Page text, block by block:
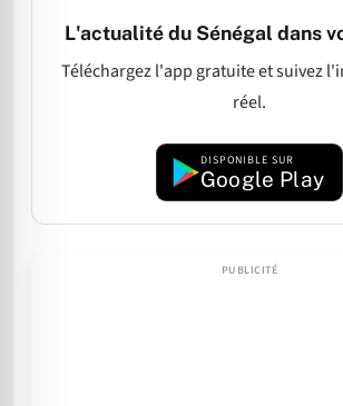
L'actualité du Sénégal dans
Téléchargez l'app gratuite et suivez
réel.
DISPONIBLE SUR
Google Play